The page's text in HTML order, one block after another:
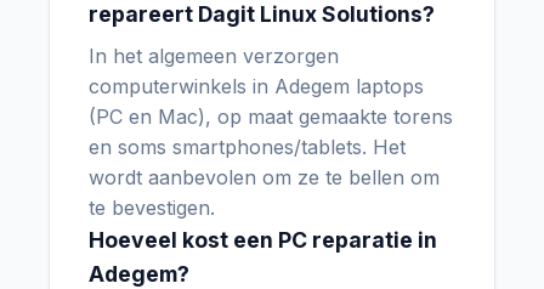
repareert Dagit Linux Solutions?
In het algemeen verzorgen
computerwinkels in Adegem laptops
(PC en Mac), op maat gemaakte torens
en soms smartphones/tablets. Het
wordt aanbevolen om ze te bellen om
te bevestigen.
Hoeveel kost een PC reparatie in
Adegem?